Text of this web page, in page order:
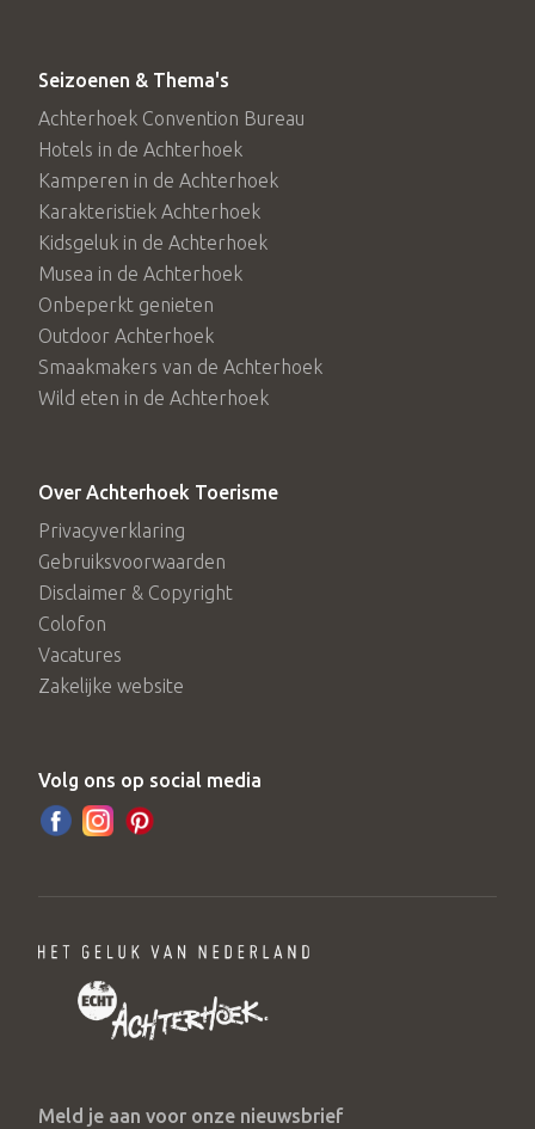
Seizoenen & Thema's
Achterhoek Convention Bureau
Hotels in de Achterhoek
Kamperen in de Achterhoek
Karakteristiek Achterhoek
Kidsgeluk in de Achterhoek
Musea in de Achterhoek
Onbeperkt genieten
Outdoor Achterhoek
Smaakmakers van de Achterhoek
Wild eten in de Achterhoek
Over Achterhoek Toerisme
Privacyverklaring
Gebruiksvoorwaarden
Disclaimer & Copyright
Colofon
Vacatures
Zakelijke website
Volg ons op social media
Meld je aan voor onze nieuwsbrief